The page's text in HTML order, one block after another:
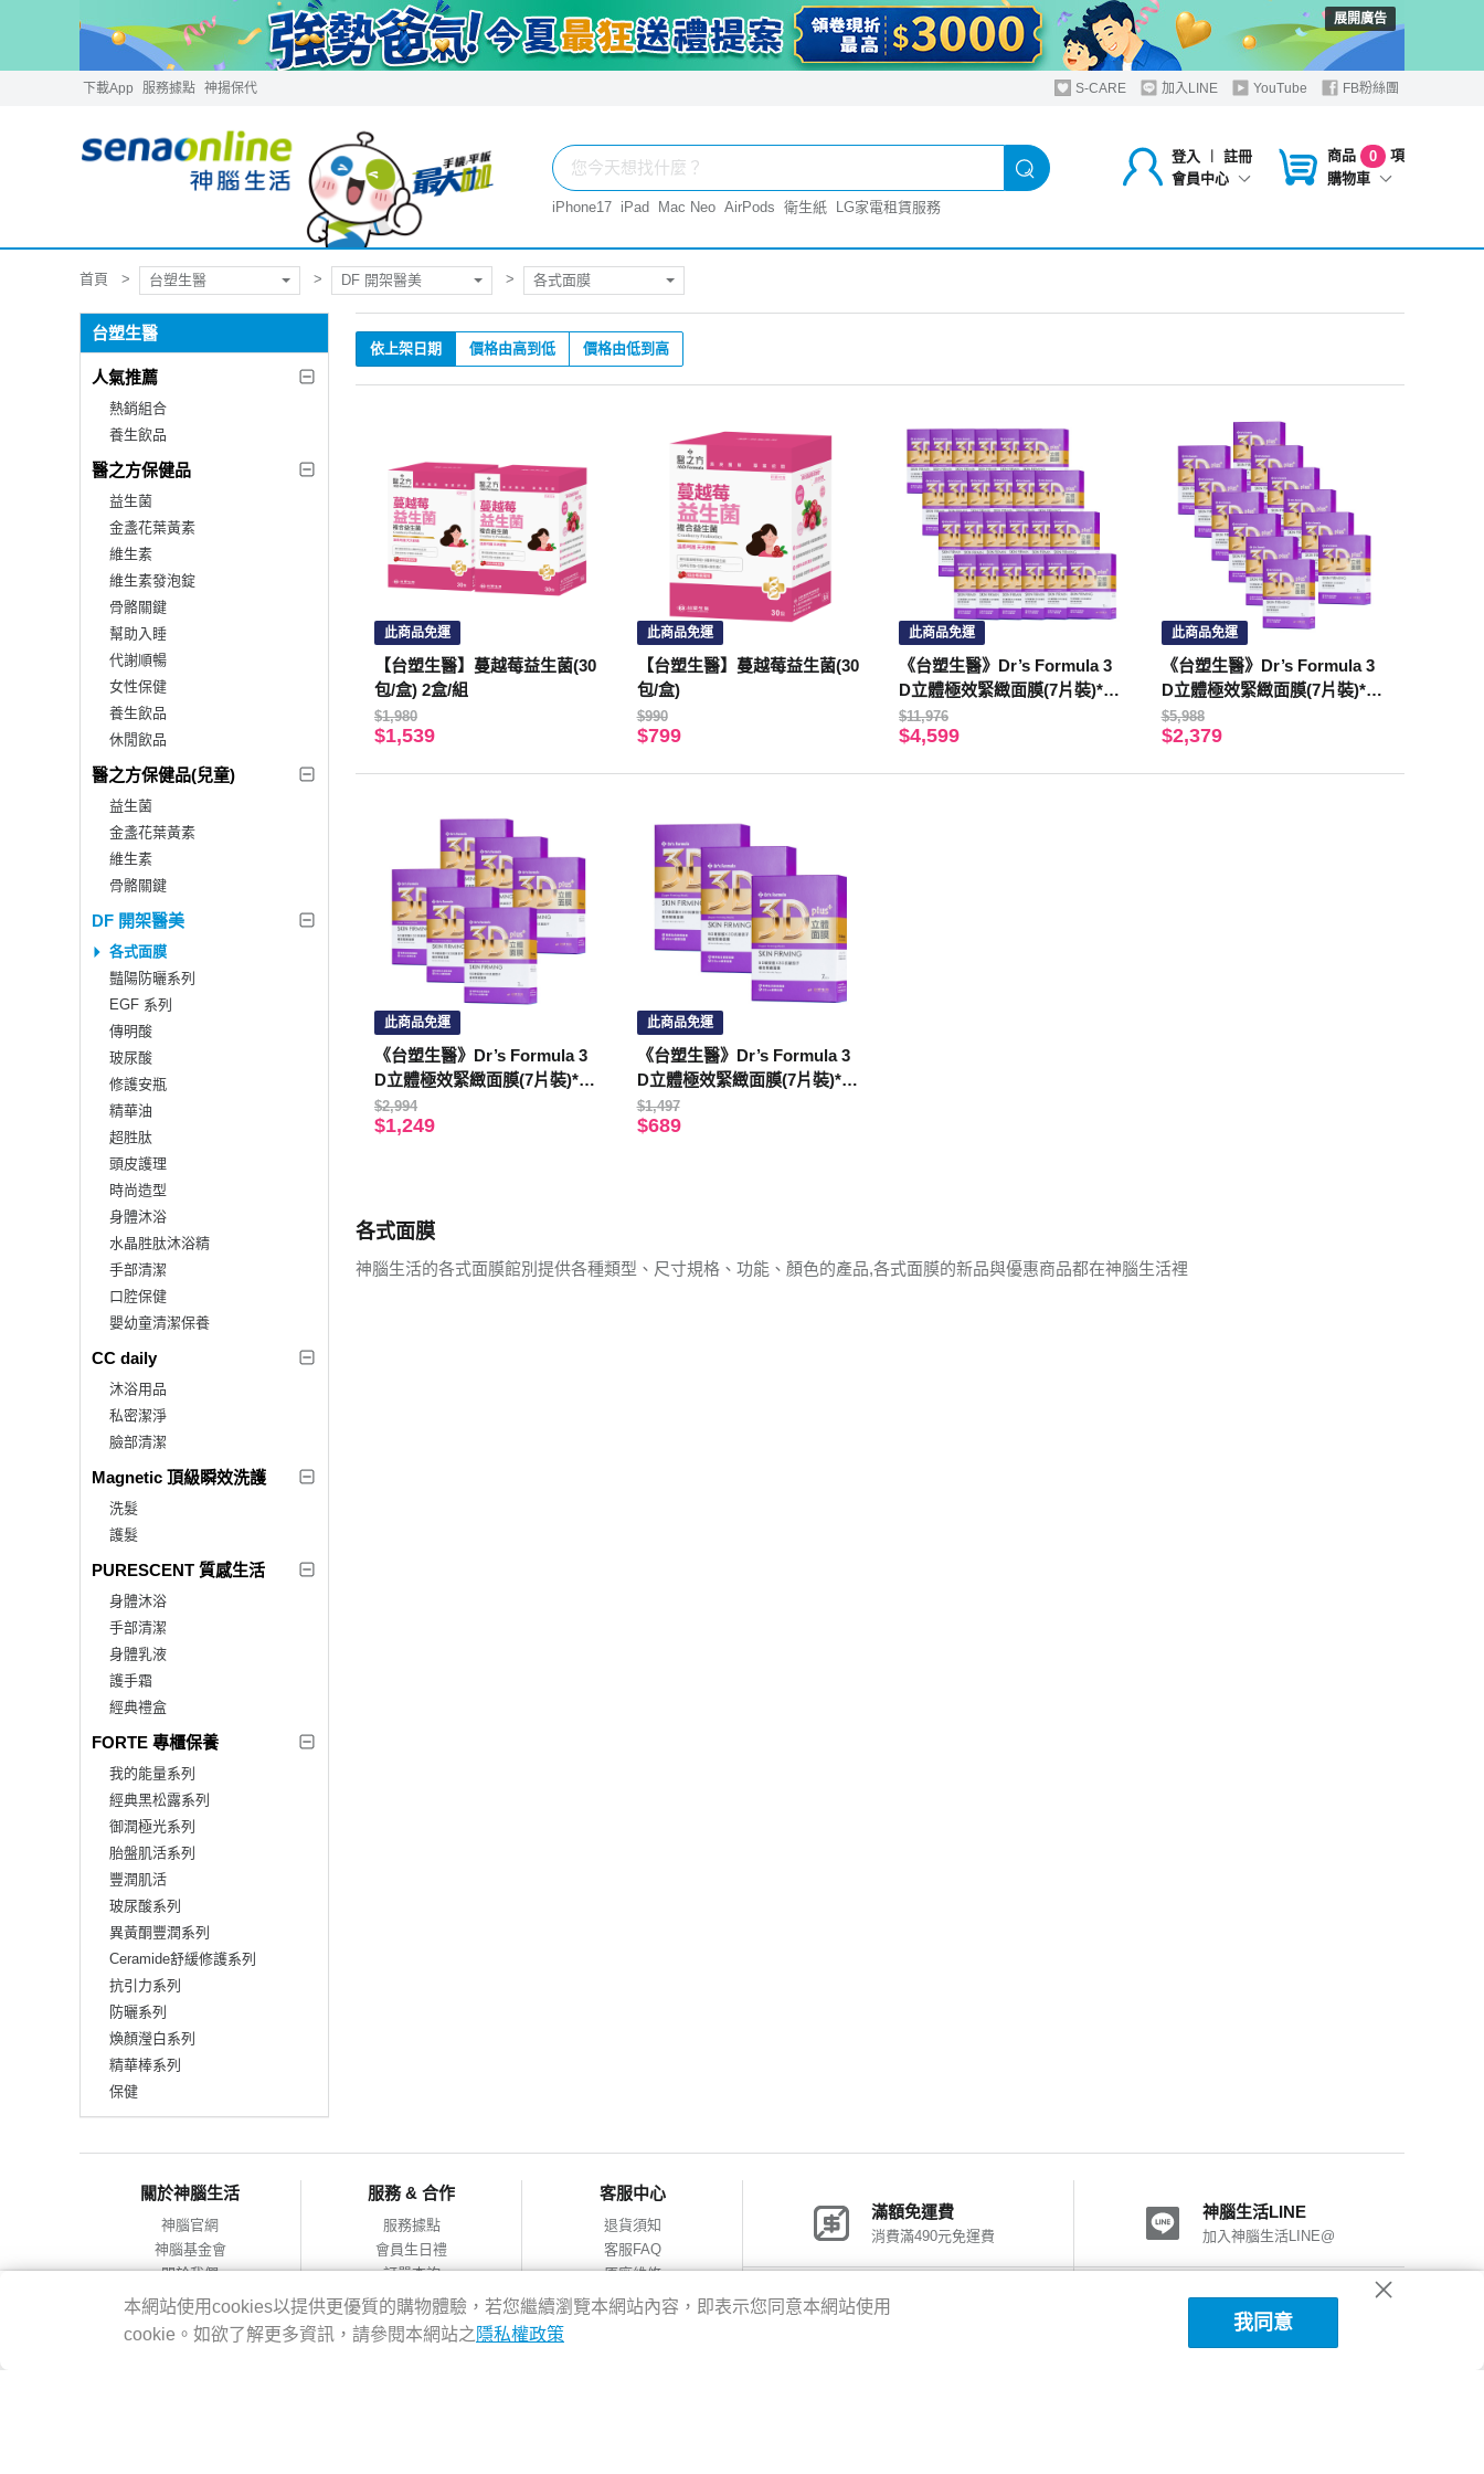
展開廣告
下載App 服務據點 神揚保代 S-CARE 加入LINE YouTube FB粉絲團
登入 ︱
註冊
會員中心
商品 0
項
購物車
iPhone17 iPad Mac Neo AirPods 衛生紙 LG家電租賃服務
首頁 台塑生醫 DF 開架醫美 各式面膜
台塑生醫
人氣推薦
熱銷組合
養生飲品
醫之方保健品
益生菌
金盞花葉黃素
維生素
維生素發泡錠
骨骼關鍵
幫助入睡
代謝順暢
女性保健
養生飲品
休閒飲品
醫之方保健品(兒童)
益生菌
金盞花葉黃素
維生素
骨骼關鍵
DF 開架醫美
各式面膜
豔陽防曬系列
EGF 系列
傳明酸
玻尿酸
修護安瓶
精華油
超胜肽
頭皮護理
時尚造型
身體沐浴
水晶胜肽沐浴精
手部清潔
口腔保健
嬰幼童清潔保養
CC daily
沐浴用品
私密潔淨
臉部清潔
Magnetic 頂級瞬效洗護
洗髮
護髮
PURESCENT 質感生活
身體沐浴
手部清潔
身體乳液
護手霜
經典禮盒
FORTE 專櫃保養
我的能量系列
經典黑松露系列
御潤極光系列
胎盤肌活系列
豐潤肌活
玻尿酸系列
異黃酮豐潤系列
Ceramide舒緩修護系列
抗引力系列
防曬系列
煥顏瀅白系列
精華棒系列
保健
依上架日期 價格由高到低 價格由低到高
此商品免運
【台塑生醫】蔓越莓益生菌(30
包/盒) 2盒/組
$1,980
$1,539
此商品免運
【台塑生醫】蔓越莓益生菌(30
包/盒)
$990
$799
此商品免運
《台塑生醫》Dr’s Formula 3
D立體極效緊緻面膜(7片裝)*24
盒入
$11,976
$4,599
此商品免運
《台塑生醫》Dr’s Formula 3
D立體極效緊緻面膜(7片裝)*12
盒入
$5,988
$2,379
此商品免運
《台塑生醫》Dr’s Formula 3
D立體極效緊緻面膜(7片裝)*6
盒入
$2,994
$1,249
此商品免運
《台塑生醫》Dr’s Formula 3
D立體極效緊緻面膜(7片裝)*3
盒入
$1,497
$689
各式面膜
神腦生活的各式面膜館別提供各種類型、尺寸規格、功能、顏色的產品,各式面膜的新品與優惠商品都在神腦生活裡
關於神腦生活
神腦官網
神腦基金會
關於我們
會員服務條款
隱私權政策
網站導覽
服務 & 合作
服務據點
會員生日禮
訂單查詢
合作提案
客服中心
退貨須知
客服FAQ
原廠維修
網購包裝減量
滿額免運費
消費滿490元免運費
神腦生活LINE
加入神腦生活LINE@
神腦會員福利 神腦國際粉絲團
加入FB粉絲團
本網站使用cookies以提供更優質的購物體驗，若您繼續瀏覽本網站內容，即表示您同意本網站使用
cookie。如欲了解更多資訊，請參閱本網站之 隱私權政策
我同意